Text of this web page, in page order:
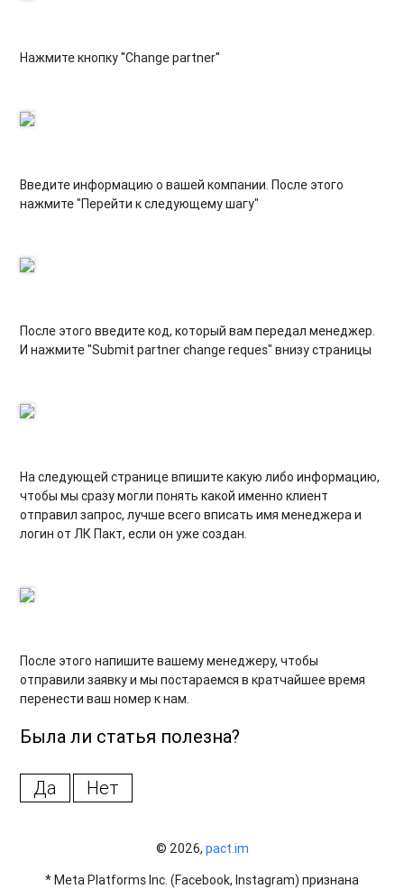
Нажмите кнопку ''Change partner''
Введите информацию о вашей компании. После этого
нажмите "Перейти к следующему шагу"
После этого введите код, который вам передал менеджер.
И нажмите "Submit partner change reques" внизу страницы
На следующей странице впишите какую либо информацию,
чтобы мы сразу могли понять какой именно клиент
отправил запрос, лучше всего вписать имя менеджера и
логин от ЛК Пакт, если он уже создан.
После этого напишите вашему менеджеру, чтобы
отправили заявку и мы постараемся в кратчайшее время
перенести ваш номер к нам.
Была ли статья полезна?
Да Нет
© 2026, pact.im
* Meta Platforms Inc. (Facebook, Instagram) признана